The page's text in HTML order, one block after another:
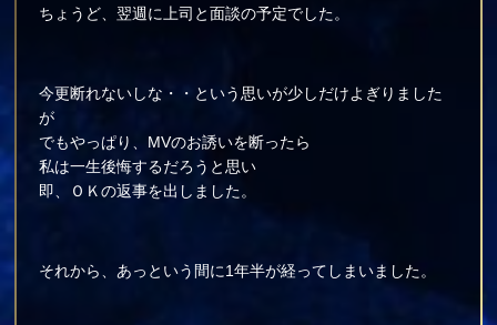
ちょうど、翌週に上司と面談の予定でした。
今更断れないしな・・という思いが少しだけよぎりました
が
でもやっぱり、MVのお誘いを断ったら
私は一生後悔するだろうと思い
即、ＯＫの返事を出しました。
それから、あっという間に1年半が経ってしまいました。